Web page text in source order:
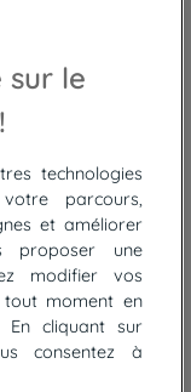
sur le
technologies
parcours,
et améliorer
proposer une
modifier vos
moment en
En cliquant sur
consentez à